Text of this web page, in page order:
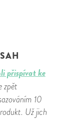
přispívat ke
zpět
10
Už jich